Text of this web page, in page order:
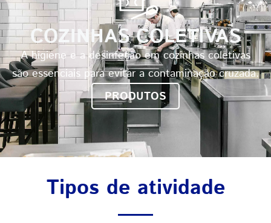
COZINHAS COLETIVAS
A higiene e a desinfeção em cozinhas coletivas
são essenciais para evitar a contaminação cruzada.
PRODUTOS
Tipos de atividade